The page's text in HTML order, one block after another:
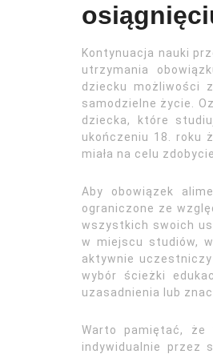
Kontynuacja nauki
utrzymania
dziecku możliwości
samodzielne życie.
dziecka, które
ukończeniu 18. roku
miała na celu
Aby obowiązek
ograniczone ze
wszystkich swoich
w miejscu studiów,
aktywnie
wybór ścieżki
uzasadnienia lub
Warto pamiętać, że
indywidualnie przez